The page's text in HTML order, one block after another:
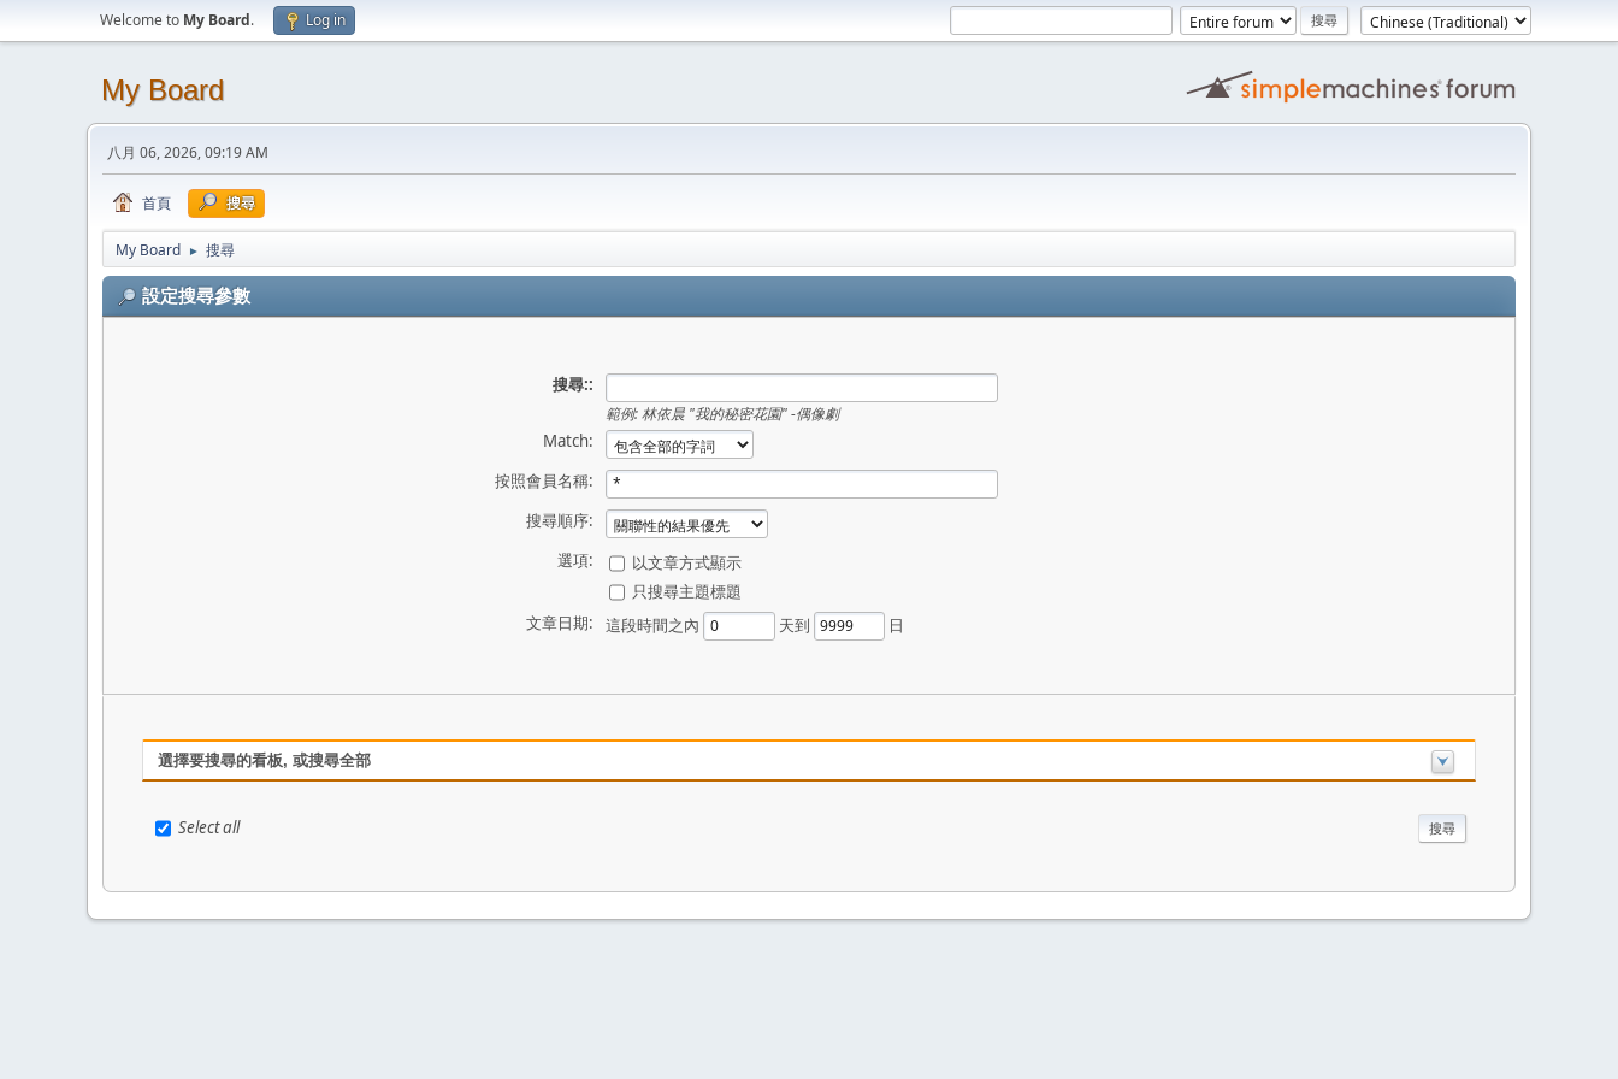
Welcome to My Board. Log in
My Board
八月 06, 2026, 09:19 AM
首頁 搜尋
My Board ► 搜尋
設定搜尋參數
搜尋::
範例:林依晨 "我的秘密花園" -偶像劇
Match:
按照會員名稱:
搜尋順序:
選項:
以文章方式顯示
只搜尋主題標題
文章日期:
這段時間之內 天到 日
選擇要搜尋的看板, 或搜尋全部
Select all